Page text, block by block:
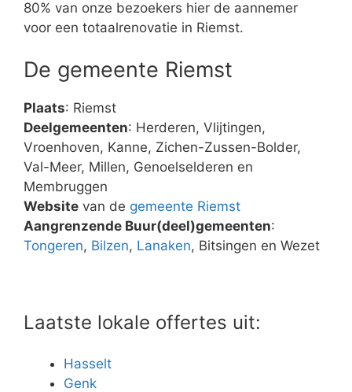
80% van onze bezoekers hier de aannemer
voor een totaalrenovatie in Riemst.
De gemeente Riemst
Plaats: Riemst
Deelgemeenten: Herderen, Vlijtingen,
Vroenhoven, Kanne, Zichen-Zussen-Bolder,
Val-Meer, Millen, Genoelselderen en
Membruggen
Website van de gemeente Riemst
Aangrenzende Buur(deel)gemeenten:
Tongeren, Bilzen, Lanaken, Bitsingen en Wezet
Laatste lokale offertes uit:
Hasselt
Genk